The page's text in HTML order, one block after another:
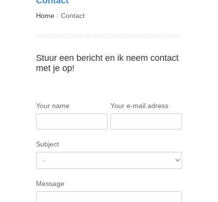
Home Contact
Stuur een bericht en ik neem contact
met je op!
Your name Your e-mail adress
Subject
Message